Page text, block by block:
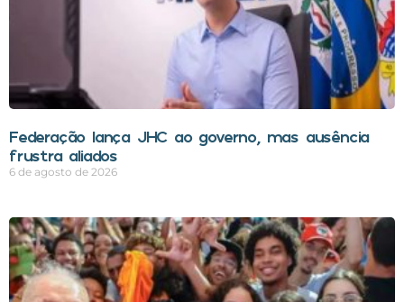
Federação lança JHC ao governo, mas ausência
frustra aliados
6 de agosto de 2026